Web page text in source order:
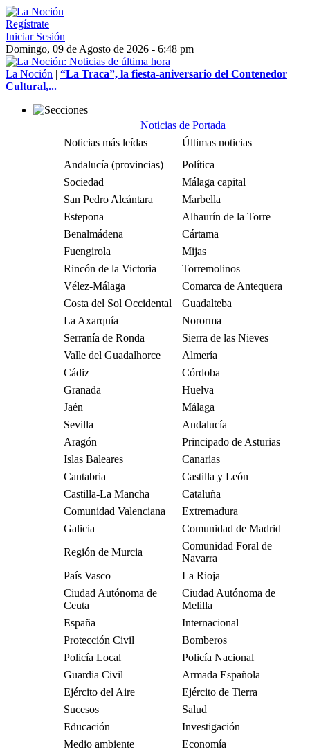
Regístrate
Iniciar Sesión
Domingo, 09 de Agosto de 2026 - 6:48 pm
La Noción | “La Traca”, la fiesta-aniversario del Contenedor
Cultural,...
Noticias de Portada
Noticias más leídas
Últimas noticias
Andalucía (provincias)
Política
Sociedad
Málaga capital
San Pedro Alcántara
Marbella
Estepona
Alhaurín de la Torre
Benalmádena
Cártama
Fuengirola
Mijas
Rincón de la Victoria
Torremolinos
Vélez-Málaga
Comarca de Antequera
Costa del Sol Occidental
Guadalteba
La Axarquía
Nororma
Serranía de Ronda
Sierra de las Nieves
Valle del Guadalhorce
Almería
Cádiz
Córdoba
Granada
Huelva
Jaén
Málaga
Sevilla
Andalucía
Aragón
Principado de Asturias
Islas Baleares
Canarias
Cantabria
Castilla y León
Castilla-La Mancha
Cataluña
Comunidad Valenciana
Extremadura
Galicia
Comunidad de Madrid
Región de Murcia
Comunidad Foral de
Navarra
País Vasco
La Rioja
Ciudad Autónoma de
Ceuta
Ciudad Autónoma de
Melilla
España
Internacional
Protección Civil
Bomberos
Policía Local
Policía Nacional
Guardia Civil
Armada Española
Ejército del Aire
Ejército de Tierra
Sucesos
Salud
Educación
Investigación
Medio ambiente
Economía